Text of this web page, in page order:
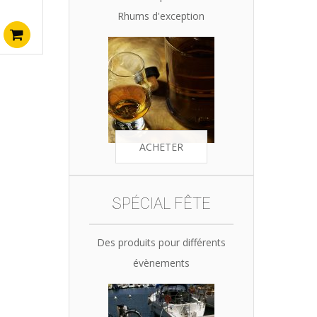
Ajouter au panier
Rhums d'exception
ACHETER
SPÉCIAL FÊTE
Des produits pour différents
évènements